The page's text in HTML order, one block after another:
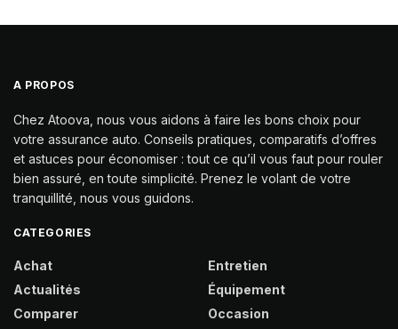
A PROPOS
Chez Atoova, nous vous aidons à faire les bons choix pour
votre assurance auto. Conseils pratiques, comparatifs d’offres
et astuces pour économiser : tout ce qu’il vous faut pour rouler
bien assuré, en toute simplicité. Prenez le volant de votre
tranquillité, nous vous guidons.
CATEGORIES
Achat
Actualités
Comparer
Entretien
Équipement
Occasion